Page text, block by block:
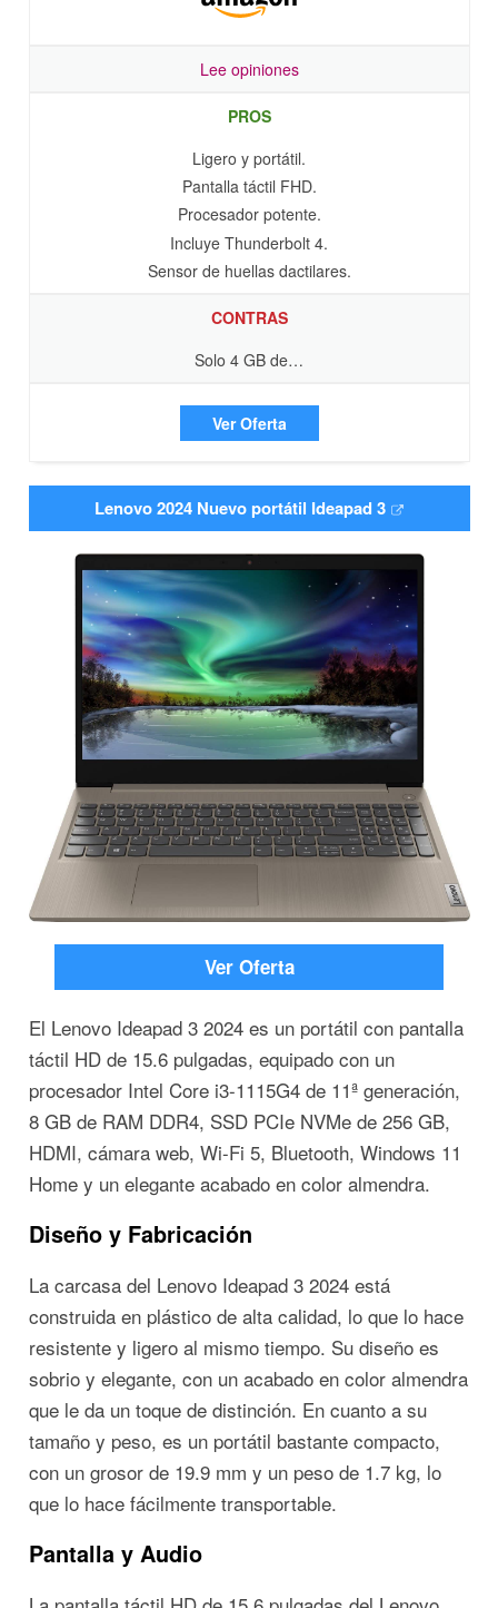
Lee opiniones
PROS
Ligero y portátil.
Pantalla táctil FHD.
Procesador potente.
Incluye Thunderbolt 4.
Sensor de huellas dactilares.
CONTRAS
Solo 4 GB de…
Ver Oferta
Lenovo 2024 Nuevo portátil Ideapad 3
Ver Oferta
El Lenovo Ideapad 3 2024 es un portátil con pantalla
táctil HD de 15.6 pulgadas, equipado con un
procesador Intel Core i3-1115G4 de 11ª generación,
8 GB de RAM DDR4, SSD PCIe NVMe de 256 GB,
HDMI, cámara web, Wi-Fi 5, Bluetooth, Windows 11
Home y un elegante acabado en color almendra.
Diseño y Fabricación
La carcasa del Lenovo Ideapad 3 2024 está
construida en plástico de alta calidad, lo que lo hace
resistente y ligero al mismo tiempo. Su diseño es
sobrio y elegante, con un acabado en color almendra
que le da un toque de distinción. En cuanto a su
tamaño y peso, es un portátil bastante compacto,
con un grosor de 19.9 mm y un peso de 1.7 kg, lo
que lo hace fácilmente transportable.
Pantalla y Audio